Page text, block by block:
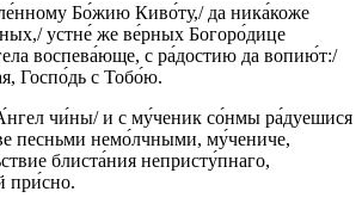
Бо́жию Киво́ту,/ да ника́коже
устне́ же ве́рных Богоро́дице
воспева́юще, с ра́достию да вопию́т:/
Госпо́дь с Тобо́ю.
чи́ны/ и с му́ченик со́нмы ра́дуешися
песньми немо́лчными, му́чениче,
блиста́ния непристу́пнаго,
при́сно.